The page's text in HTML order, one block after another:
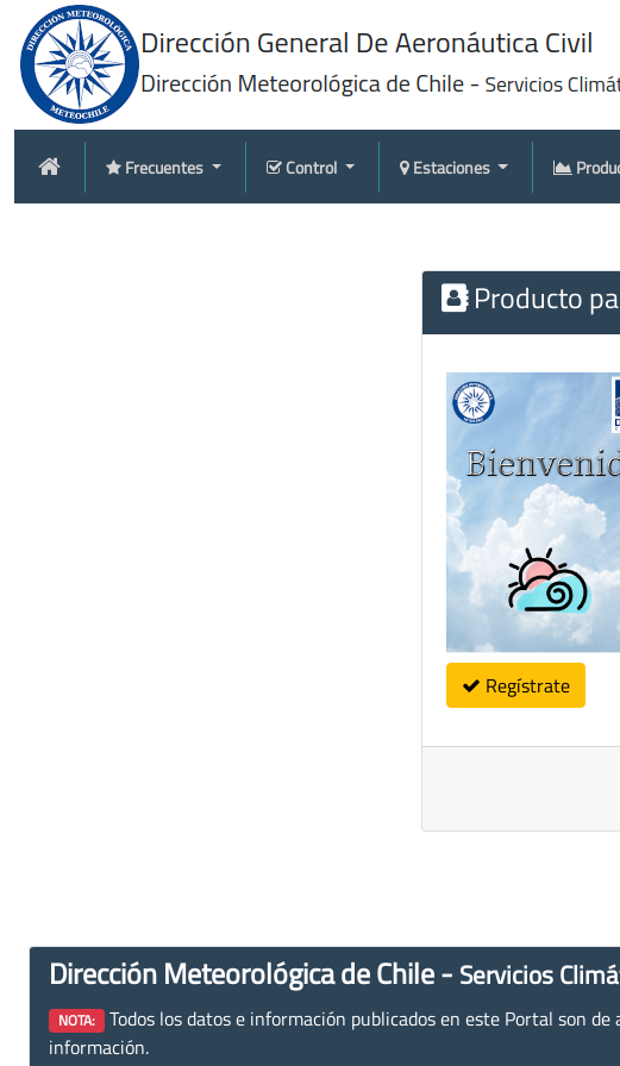
Frecuentes Control Estaciones
Producto
Regístrate
Dirección Meteorológica de Chile - Servicios
NOTA: Todos los datos e información publicados en este Portal son
información.